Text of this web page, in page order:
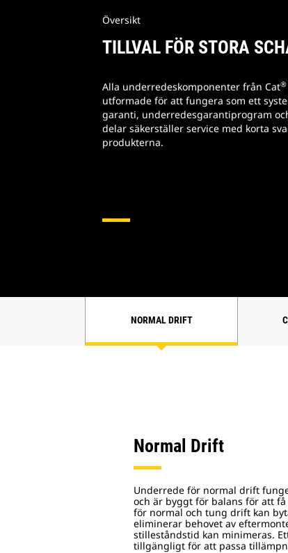
Översikt
TILLVAL FÖR STORA
Alla underredeskomponenter från Cat®
utformade för att fungera som ett
garanti, underredesgarantiprogram
delar säkerställer service med korta
produkterna.
NORMAL DRIFT
Normal Drift
Underrede för normal drift
och är byggt för balans för att
för normal och tung drift kan
eliminerar behovet av
stilleståndstid kan minimeras.
tillgängligt för att passa